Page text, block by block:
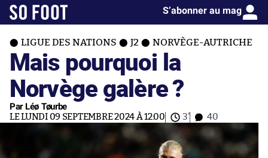
S’abonner au mag
LIGUE DES NATIONS J2 NORVÈGE-AUTRICHE
Mais pourquoi la
Norvège galère ?
Par Léø Tøurbe
LE LUNDI 09 SEPTEMBRE 2024 À 12:00 3' 40